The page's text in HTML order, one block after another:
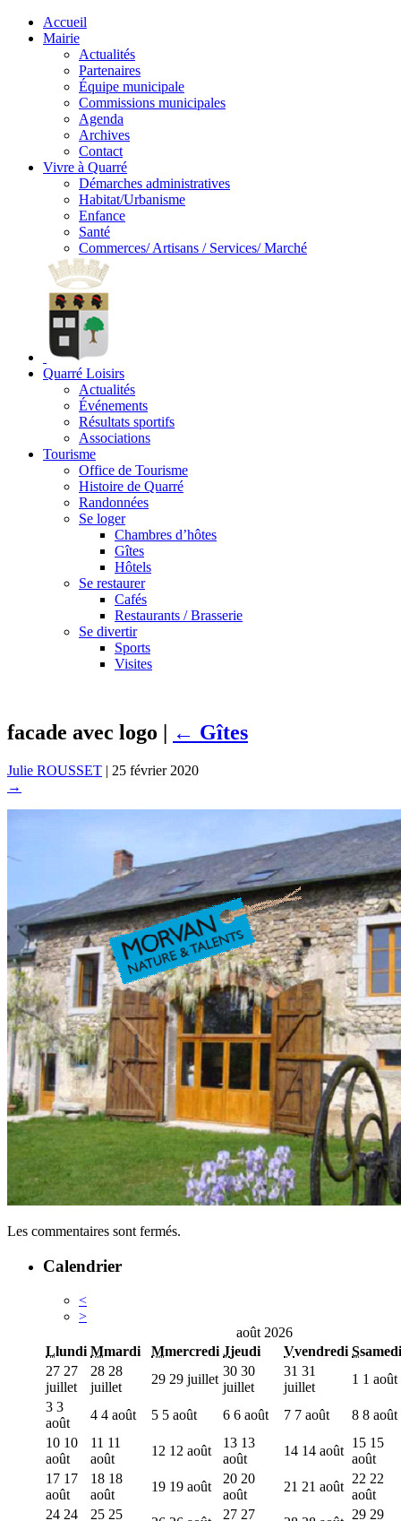
Accueil
Mairie
Actualités
Partenaires
Équipe municipale
Commissions municipales
Agenda
Archives
Contact
Vivre à Quarré
Démarches administratives
Habitat/Urbanisme
Enfance
Santé
Commerces/ Artisans / Services/ Marché
Quarré Loisirs
Actualités
Événements
Résultats sportifs
Associations
Tourisme
Office de Tourisme
Histoire de Quarré
Randonnées
Se loger
Chambres d’hôtes
Gîtes
Hôtels
Se restaurer
Cafés
Restaurants / Brasserie
Se divertir
Sports
Visites
facade avec logo | ← Gîtes
Julie ROUSSET | 25 février 2020
→
Les commentaires sont fermés.
Calendrier
<
>
août 2026
Llundi Mmardi Mmercredi Jjeudi Vvendredi Ssamedi
27 27
juillet
28 28
juillet
29 29 juillet
30 30
juillet
31 31
juillet
1 1 août
3 3
août
4 4 août 5 5 août 6 6 août 7 7 août 8 8 août
10 10
août
11 11
août
12 12 août
13 13
août
14 14 août
15 15
août
17 17
août
18 18
août
19 19 août
20 20
août
21 21 août
22 22
août
24 24
25 25
27 27
29 29